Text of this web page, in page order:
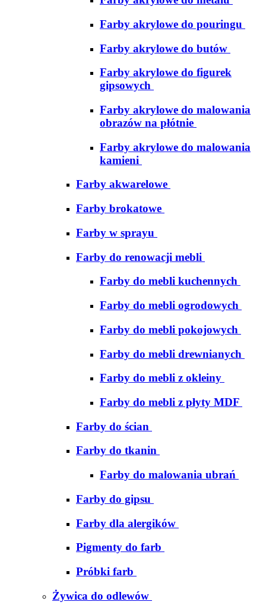
Farby akrylowe do pouringu
Farby akrylowe do butów
Farby akrylowe do figurek
gipsowych
Farby akrylowe do malowania
obrazów na płótnie
Farby akrylowe do malowania
kamieni
Farby akwarelowe
Farby brokatowe
Farby w sprayu
Farby do renowacji mebli
Farby do mebli kuchennych
Farby do mebli ogrodowych
Farby do mebli pokojowych
Farby do mebli drewnianych
Farby do mebli z okleiny
Farby do mebli z płyty MDF
Farby do ścian
Farby do tkanin
Farby do malowania ubrań
Farby do gipsu
Farby dla alergików
Pigmenty do farb
Próbki farb
Żywica do odlewów